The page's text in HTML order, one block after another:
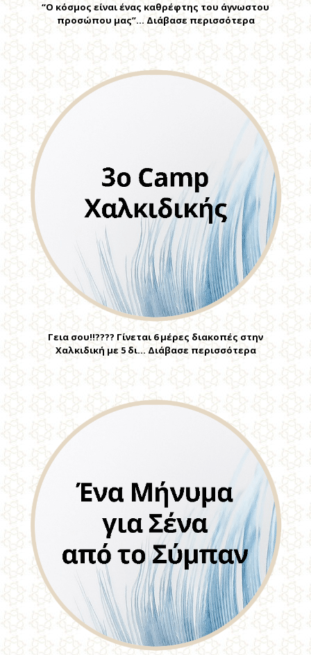
“Ο κόσμος είναι ένας καθρέφτης του άγνωστου
προσώπου μας”… Διάβασε περισσότερα
Γεια σου!!???? Γίνεται 6 μέρες διακοπές στην
Χαλκιδική με 5 δι… Διάβασε περισσότερα